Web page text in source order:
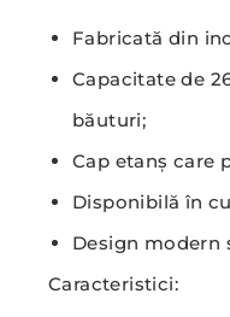
Fabricată din
Capacitate de
băuturi;
Cap etanș care
Disponibilă în
Design modern
Caracteristici: